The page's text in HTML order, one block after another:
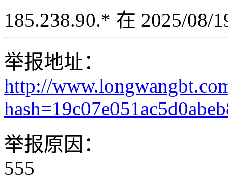
185.238.90.* 在 2025/08/
举报地址：
http://
举报原因：
555